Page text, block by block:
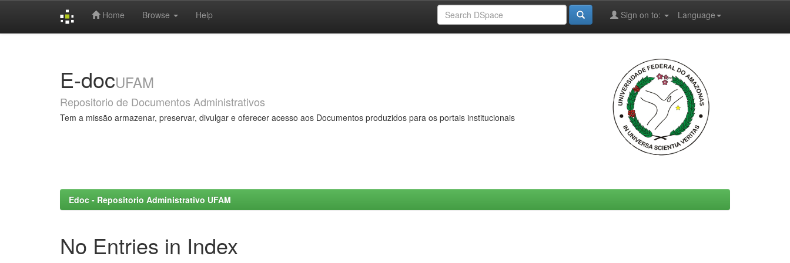
Home Browse Help Language
Sign on to:
E-docUFAM
Repositorio de Documentos Administrativos
Tem a missão armazenar, preservar, divulgar e oferecer acesso aos Documentos produzidos para os portais institucionais
Edoc - Repositorio Administrativo UFAM
No Entries in Index